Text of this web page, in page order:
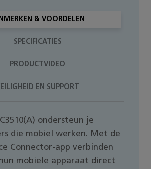
& VOORDELEN
SPECIFICATIES
PRODUCTVIDEO
EN SUPPORT
ondersteun je
die mobiel werken. Met de
Connector-app verbinden
mobiele apparaat direct